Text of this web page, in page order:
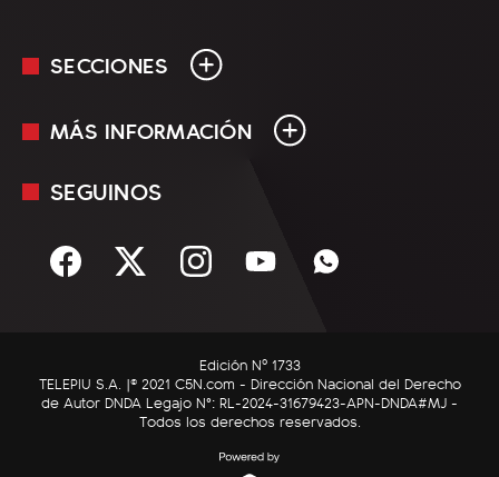
SECCIONES
En Vivo
Sociedad
C5N Autos
RatingCero
MÁS INFORMACIÓN
Mediakit
Términos y condiciones
SEGUINOS
Edición Nº 1733
TELEPIU S.A. |© 2021 C5N.com - Dirección Nacional del Derecho
de Autor DNDA Legajo N°: RL-2024-31679423-APN-DNDA#MJ -
Todos los derechos reservados.